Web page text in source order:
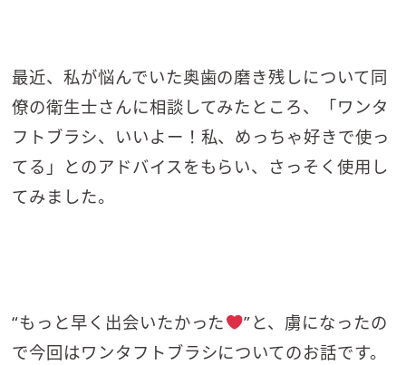
最近、私が悩んでいた奥歯の磨き残しについて同
僚の衛生士さんに相談してみたところ、「ワンタ
フトブラシ、いいよー！私、めっちゃ好きで使っ
てる」とのアドバイスをもらい、さっそく使用し
てみました。
“もっと早く出会いたかった
”と、虜になったの
で今回はワンタフトブラシについてのお話です。